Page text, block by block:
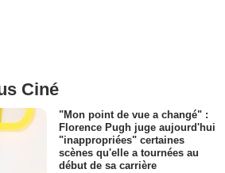
Ciné
"Mon point de vue a changé" :
Florence Pugh juge aujourd'hui
"inappropriées" certaines
scènes qu'elle a tournées au
début de sa carrière